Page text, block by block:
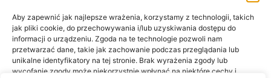
Aby zapewnić jak najlepsze wrażenia, korzystamy z technologii, takich
jak pliki cookie, do przechowywania i/lub uzyskiwania dostępu do
informacji o urządzeniu. Zgoda na te technologie pozwoli nam
przetwarzać dane, takie jak zachowanie podczas przeglądania lub
unikalne identyfikatory na tej stronie. Brak wyrażenia zgody lub
wycofanie zgody może niekorzystnie wpłynąć na niektóre cechy i
Kontakt z redakcją:redakcja@iknurow.pl
Media Społecznościowe